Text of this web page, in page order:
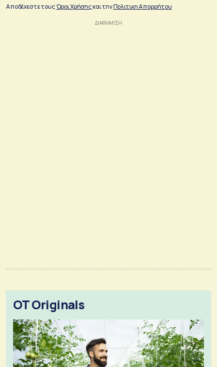
Αποδέχεστε τουςΌροι Χρήσηςκαι τηνΠολιτικη Απορρήτου
OT Originals